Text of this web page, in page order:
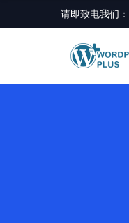
请即致电我们：